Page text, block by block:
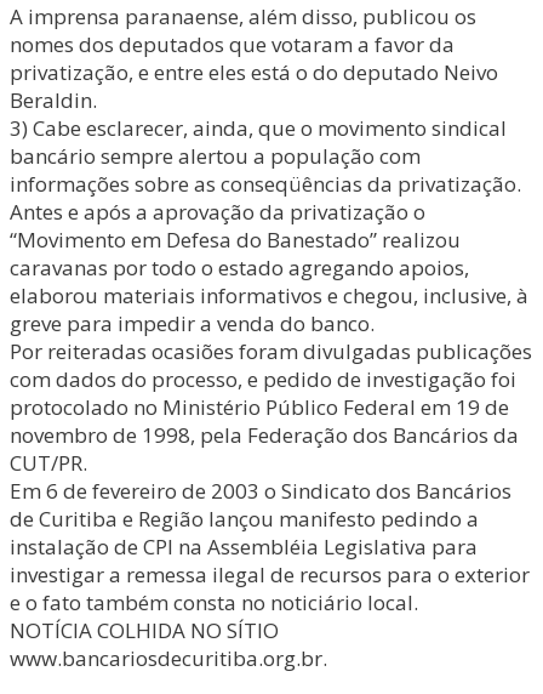
A imprensa paranaense, além disso, publicou os
nomes dos deputados que votaram a favor da
privatização, e entre eles está o do deputado Neivo
Beraldin.
3) Cabe esclarecer, ainda, que o movimento sindical
bancário sempre alertou a população com
informações sobre as conseqüências da privatização.
Antes e após a aprovação da privatização o
“Movimento em Defesa do Banestado” realizou
caravanas por todo o estado agregando apoios,
elaborou materiais informativos e chegou, inclusive, à
greve para impedir a venda do banco.
Por reiteradas ocasiões foram divulgadas publicações
com dados do processo, e pedido de investigação foi
protocolado no Ministério Público Federal em 19 de
novembro de 1998, pela Federação dos Bancários da
CUT/PR.
Em 6 de fevereiro de 2003 o Sindicato dos Bancários
de Curitiba e Região lançou manifesto pedindo a
instalação de CPI na Assembléia Legislativa para
investigar a remessa ilegal de recursos para o exterior
e o fato também consta no noticiário local.
NOTÍCIA COLHIDA NO SÍTIO
www.bancariosdecuritiba.org.br.